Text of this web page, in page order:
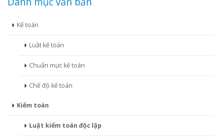
Kế toán
Luật kế toán
Chuẩn mực kế toán
Chế độ kế toán
Kiểm toán
Luật kiểm toán độc lập